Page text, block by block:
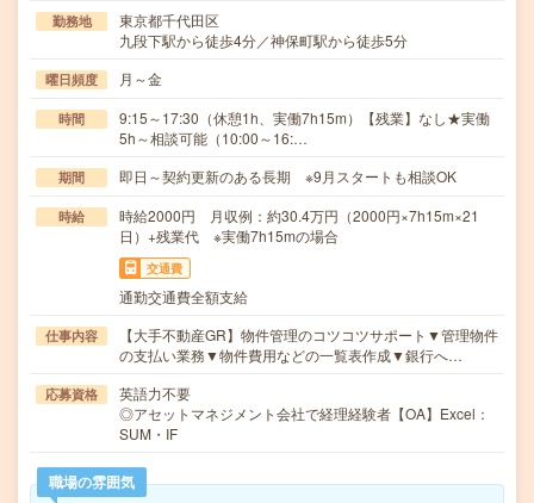
勤務地
東京都千代田区
九段下駅から徒歩4分／神保町駅から徒歩5分
曜日頻度 月～金
時間
9:15～17:30（休憩1h、実働7h15m）【残業】なし★実働
5h～相談可能（10:00～16:…
期間 即日～契約更新のある長期 ※9月スタートも相談OK
時給
時給2000円 月収例：約30.4万円（2000円×7h15m×21
日）+残業代 ※実働7h15mの場合
交通費
通勤交通費全額支給
仕事内容
【大手不動産GR】物件管理のコツコツサポート▼管理物件
の支払い業務▼物件費用などの一覧表作成▼銀行へ…
応募資格
英語力不要
◎アセットマネジメント会社で経理経験者【OA】Excel：
SUM・IF
職場の雰囲気